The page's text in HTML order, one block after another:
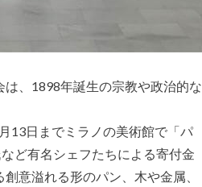
、1898年誕生の宗教や政治的な
13日までミラノの美術館で「パ
ど有名シェフたちによる寄付金
意溢れる形のパン、木や金属、